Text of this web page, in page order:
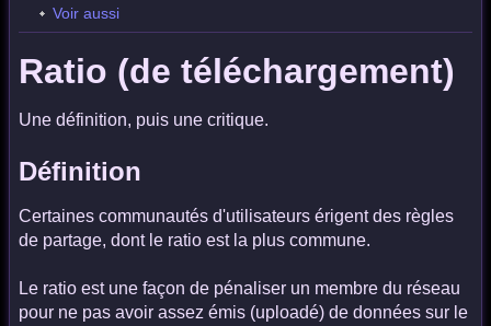
Voir aussi
Ratio (de téléchargement)
Une définition, puis une critique.
Définition
Certaines communautés d'utilisateurs érigent des règles
de partage, dont le ratio est la plus commune.
Le ratio est une façon de pénaliser un membre du réseau
pour ne pas avoir assez émis (uploadé) de données sur le